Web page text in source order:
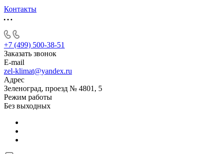
Контакты
+7 (499) 500-38-51
Заказать звонок
E-mail
zel-klimat@yandex.ru
Адрес
Зеленоград, проезд № 4801, 5
Режим работы
Без выходных